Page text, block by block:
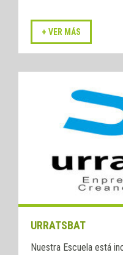
URRATSBAT
Nuestra Escuela está